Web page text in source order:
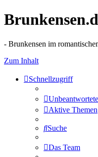
- Brunkensen im
Zum Inhalt
Schnellzugriff
Aktive Themen
Suche
Das Team